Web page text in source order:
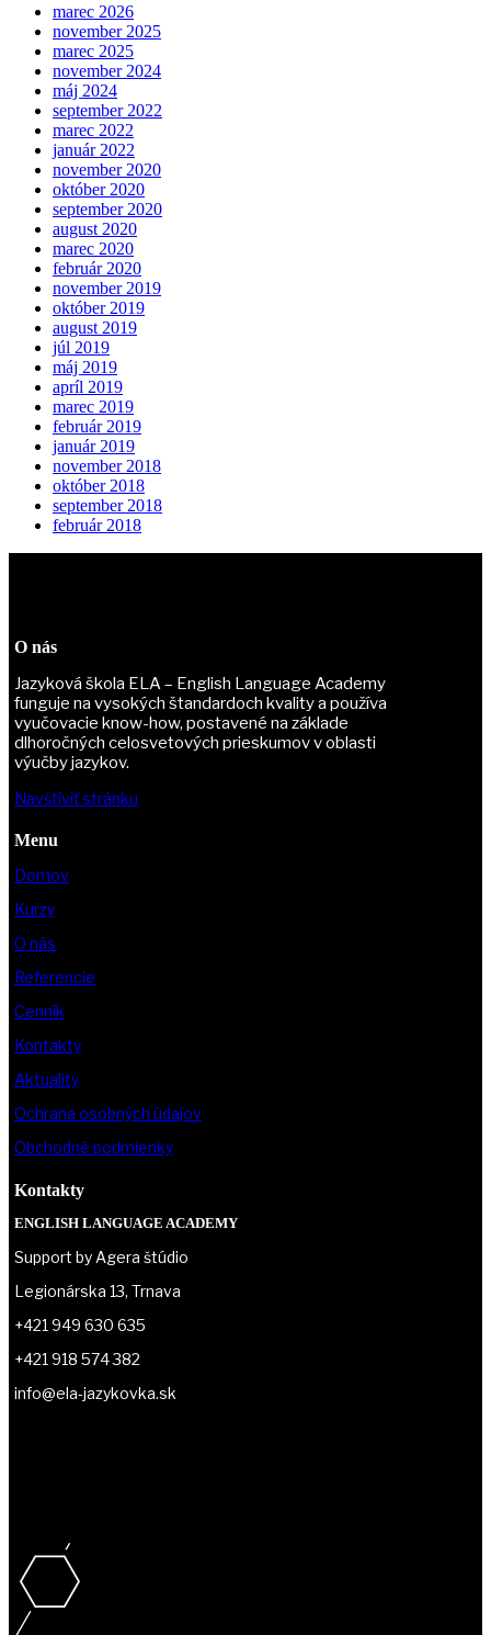
marec 2026
november 2025
marec 2025
november 2024
máj 2024
september 2022
marec 2022
január 2022
november 2020
október 2020
september 2020
august 2020
marec 2020
február 2020
november 2019
október 2019
august 2019
júl 2019
máj 2019
apríl 2019
marec 2019
február 2019
január 2019
november 2018
október 2018
september 2018
február 2018
O nás
Jazyková škola ELA – English Language Academy
funguje na vysokých štandardoch kvality a používa
vyučovacie know-how, postavené na základe
dlhoročných celosvetových prieskumov v oblasti
výučby jazykov.
Navštíviť stránku
Menu
Domov
Kurzy
O nás
Referencie
Cenník
Kontakty
Aktuality
Ochrana osobných údajov
Obchodné podmienky
Kontakty
ENGLISH LANGUAGE ACADEMY
Support by Agera štúdio
Legionárska 13, Trnava
+421 949 630 635
+421 918 574 382
info@ela-jazykovka.sk